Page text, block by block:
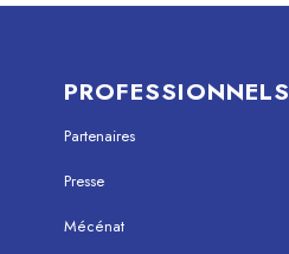
PROFESSIONNELS
Partenaires
Presse
Mécénat